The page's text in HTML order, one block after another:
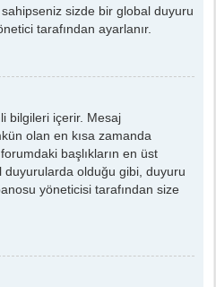
sizde bir global duyuru
tarafından ayarlanır.
bilgileri içerir. Mesaj
olan en kısa zamanda
başlıkların en üst
duyurularda olduğu gibi, duyuru
yöneticisi tarafından size